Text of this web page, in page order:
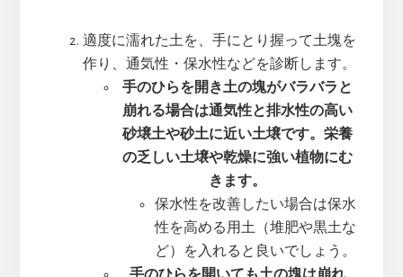
適度に濡れた土を、手にとり握って土塊を
作り、通気性・保水性などを診断します。
手のひらを開き土の塊がバラバラと
崩れる場合は通気性と排水性の高い
砂壌土や砂土に近い土壌です。栄養
の乏しい土壌や乾燥に強い植物にむ
きます。
保水性を改善したい場合は保水
性を高める用土（堆肥や黒土な
ど）を入れると良いでしょう。
手のひらを開いても土の塊は崩れ